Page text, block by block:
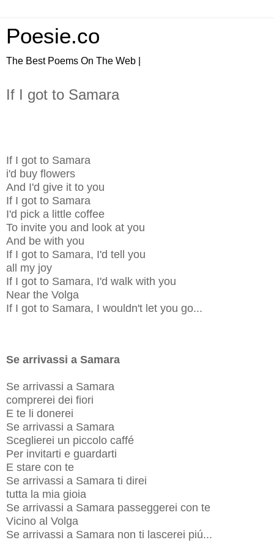
Poesie.co
The Best Poems On The Web |
If I got to Samara
If I got to Samara
i'd buy flowers
And I'd give it to you
If I got to Samara
I'd pick a little coffee
To invite you and look at you
And be with you
If I got to Samara, I'd tell you
all my joy
If I got to Samara, I'd walk with you
Near the Volga
If I got to Samara, I wouldn't let you go...
Se arrivassi a Samara
Se arrivassi a Samara
comprerei dei fiori
E te li donerei
Se arrivassi a Samara
Sceglierei un piccolo caffé
Per invitarti e guardarti
E stare con te
Se arrivassi a Samara ti direi
tutta la mia gioia
Se arrivassi a Samara passeggerei con te
Vicino al Volga
Se arrivassi a Samara non ti lascerei piú...